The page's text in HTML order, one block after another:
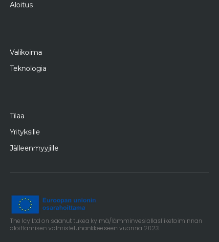
Aloitus
Valikoima
Teknologia
Tilaa
Yrityksille
Jälleenmyyjille
The Icy Ltd on saanut tukea kylmä/lämminvesiallasliiketoiminnan
aloittamisen valmisteluhankkeeseen vuonna 2023.